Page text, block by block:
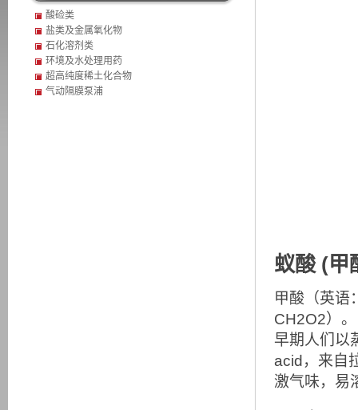
蚁酸 (甲
甲酸（英语
CH2O2）
早期人们以
acid，来自
激气味，易
酸硷类
盐类及金属氧化物
石化溶剂类
环境及水处理用药
超高纯度稀土化合物
气动隔膜泵浦